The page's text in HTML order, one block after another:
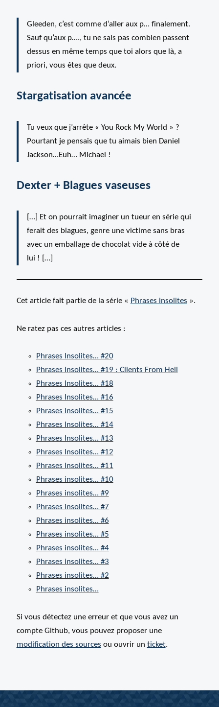
Gleeden, c’est comme d’aller aux p… finalement.
Sauf qu’aux p…., tu ne sais pas combien passent
dessus en même temps que toi alors que là, a
priori, vous êtes que deux.
Stargatisation avancée
Tu veux que j’arrête « You Rock My World » ?
Pourtant je pensais que tu aimais bien Daniel
Jackson…Euh… Michael !
Dexter + Blagues vaseuses
[…] Et on pourrait imaginer un tueur en série qui
ferait des blagues, genre une victime sans bras
avec un emballage de chocolat vide à côté de
lui ! […]
Cet article fait partie de la série « Phrases insolites ».
Ne ratez pas ces autres articles :
Phrases Insolites… #20
Phrases Insolites… #19 : Clients From Hell
Phrases Insolites… #18
Phrases Insolites… #16
Phrases Insolites… #15
Phrases Insolites… #14
Phrases Insolites… #13
Phrases Insolites… #12
Phrases Insolites… #11
Phrases insolites… #10
Phrases insolites… #9
Phrases insolites… #7
Phrases insolites… #6
Phrases insolites… #5
Phrases insolites… #4
Phrases insolites… #3
Phrases insolites… #2
Phrases insolites…
Si vous détectez une erreur et que vous avez un
compte Github, vous pouvez proposer une
modification des sources ou ouvrir un ticket.